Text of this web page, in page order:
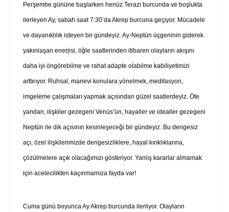
Perşembe gününe başlarken henüz Terazi burcunda ve boşlukta
ilerleyen Ay, sabah saat 7:30’da Akrep burcuna geçiyor. Mücadele
ve dayanıklılık isteyen bir gündeyiz. Ay-Neptün üçgeninin giderek
yakınlaşan enerjisi, öğle saatlerinden itibaren olayların akışını
daha iyi öngörebilme ve rahat adapte olabilme kabiliyetimizi
arttırıyor. Ruhsal, manevi konulara yönelmek, meditasyon,
imgeleme çalışmaları yapmak açısından güzel saatlerdeyiz. Öte
yandan, ilişkiler gezegeni Venüs’ün, hayaller ve idealler gezegeni
Neptün ile dik açısının kesinleşeceği bir gündeyiz. Bu dengesiz
açı, özel ilişkilerimizde dengesizliklere, hayal kırıklıklarına,
çözülmelere açık olacağımızı gösteriyor. Yanlış kararlar almamak
için acelecilikten kaçınmamıza fayda var!
Cuma günü boyunca Ay Akrep burcunda ilerliyor. Olayların